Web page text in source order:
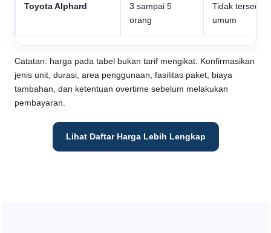
Toyota Alphard
3 sampai 5
orang
Tidak tersedia
umum
Catatan: harga pada tabel bukan tarif mengikat. Konfirmasikan
jenis unit, durasi, area penggunaan, fasilitas paket, biaya
tambahan, dan ketentuan overtime sebelum melakukan
pembayaran.
Lihat Daftar Harga Lebih Lengkap